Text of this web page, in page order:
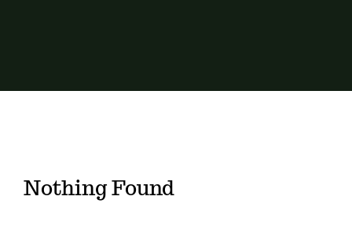
Nothing Found